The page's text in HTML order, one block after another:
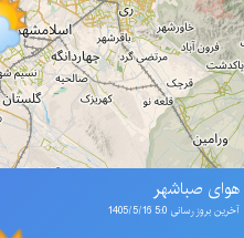
هوای صباشهر
آخرین بروز رسانی 5:0 1405/5/16